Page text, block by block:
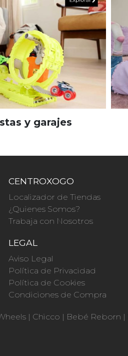
y garajes
CENTROXOGO
Localizador de Tiendas
¿Quienes Somos?
Trabaja con Nosotros
LEGAL
Aviso Legal
Política de Privacidad
Política de Cookies
Condiciones de Compra
| Chicco | Bebé Reborn |